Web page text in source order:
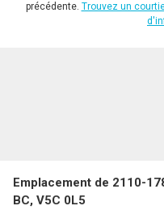
précédente. Trouvez un
Emplacement de 2110-
BC, V5C 0L5